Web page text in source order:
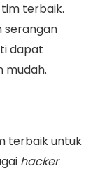
terbaik.
serangan
dapat
mudah.
terbaik untuk
hacker